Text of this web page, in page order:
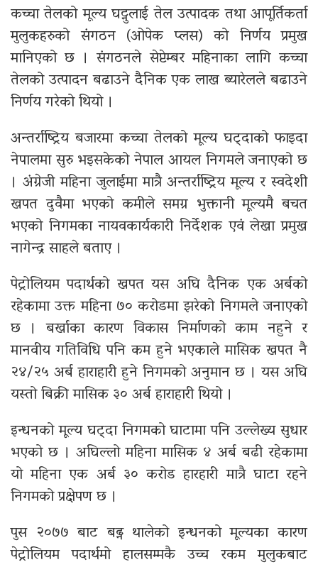
कच्चा तेलको मूल्य घट्नुलाई तेल उत्पादक तथा आपूर्तिकर्ता
मुलुकहरुको संगठन (ओपेक प्लस) को निर्णय प्रमुख
मानिएको छ । संगठनले सेप्टेम्बर महिनाका लागि कच्चा
तेलको उत्पादन बढाउने दैनिक एक लाख ब्यारेलले बढाउने
निर्णय गरेको थियो ।
अन्तर्राष्ट्रिय बजारमा कच्चा तेलको मूल्य घट्दाको फाइदा
नेपालमा सुरु भइसकेको नेपाल आयल निगमले जनाएको छ
। अंग्रेजी महिना जुलाईमा मात्रै अन्तर्राष्ट्रिय मूल्य र स्वदेशी
खपत दुवैमा भएको कमीले समग्र भुक्तानी मूल्यमै बचत
भएको निगमका नायवकार्यकारी निर्देशक एवं लेखा प्रमुख
नागेन्द्र साहले बताए ।
पेट्रोलियम पदार्थको खपत यस अघि दैनिक एक अर्बको
रहेकामा उक्त महिना ७० करोडमा झरेको निगमले जनाएको
छ । बर्खाका कारण विकास निर्माणको काम नहुने र
मानवीय गतिविधि पनि कम हुने भएकाले मासिक खपत नै
२४/२५ अर्ब हाराहारी हुने निगमको अनुमान छ । यस अघि
यस्तो बिक्री मासिक ३० अर्ब हाराहारी थियो ।
इन्धनको मूल्य घट्दा निगमको घाटामा पनि उल्लेख्य सुधार
भएको छ । अघिल्लो महिना मासिक ४ अर्ब बढी रहेकामा
यो महिना एक अर्ब ३० करोड हारहारी मात्रै घाटा रहने
निगमको प्रक्षेपण छ ।
पुस २०७७ बाट बढ्न थालेको इन्धनको मूल्यका कारण
पेट्रोलियम पदार्थमो हालसम्मकै उच्च रकम मुलुकबाट